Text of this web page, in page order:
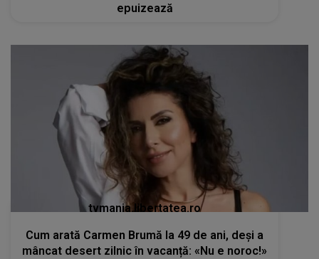
epuizează
tvmania.libertatea.ro
Cum arată Carmen Brumă la 49 de ani, deși a
mâncat desert zilnic în vacanță: «Nu e noroc!»